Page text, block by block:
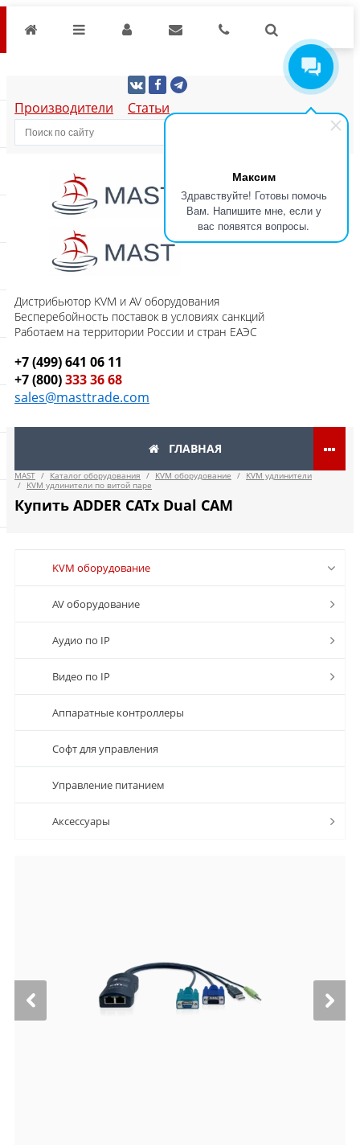
Максим
Здравствуйте! Готовы помочь
Вам. Напишите мне, если у
вас появятся вопросы.
Производители Статьи
Дистрибьютор KVM и AV оборудования
Бесперебойность поставок в условиях санкций
Работаем на территории России и стран ЕАЭС
+7 (499) 641 06 11
+7 (800)333 36 68
sales@masttrade.com
ГЛАВНАЯ
MAST / Каталог оборудования / KVM оборудование /
KVM удлинители
/
KVM удлинители по витой паре
Купить ADDER CATx Dual CAM
KVM оборудование
AV оборудование
Аудио по IP
Видео по IP
Аппаратные контроллеры
Софт для управления
Управление питанием
Аксессуары